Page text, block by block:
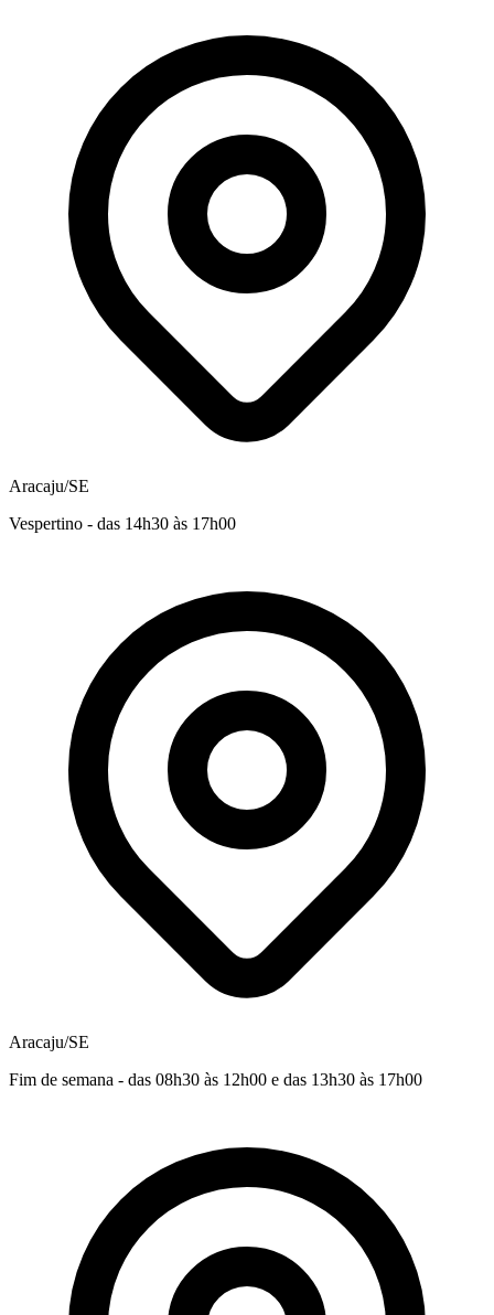
Aracaju/SE
Vespertino - das 14h30 às 17h00
Aracaju/SE
Fim de semana - das 08h30 às 12h00 e das 13h30 às 17h00